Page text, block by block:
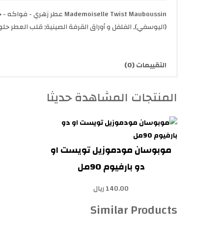
(اليوسفي), الفلفل و أوراق القرفة الصينية; قلب العطر
التقييمات (0)
المنتجات المشاهدة حديثا
موبوسان مودموزيل تويست او
دو بارفيوم 90مل
140.00 ريال
Similar Products